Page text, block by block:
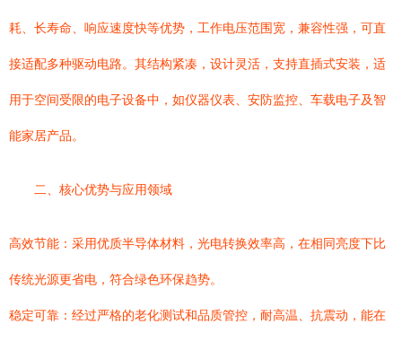
耗、长寿命、响应速度快等优势，工作电压范围宽，兼容性强，可直
接适配多种驱动电路。其结构紧凑，设计灵活，支持直插式安装，适
用于空间受限的电子设备中，如仪器仪表、安防监控、车载电子及智
能家居产品。
二、核心优势与应用领域
高效节能：采用优质半导体材料，光电转换效率高，在相同亮度下比
传统光源更省电，符合绿色环保趋势。
稳定可靠：经过严格的老化测试和品质管控，耐高温、抗震动，能在